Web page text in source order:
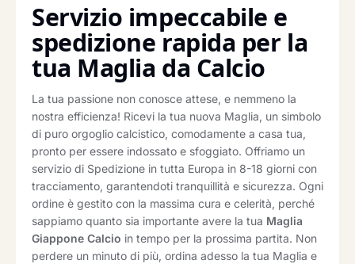
Servizio impeccabile e
spedizione rapida per la
tua Maglia da Calcio
La tua passione non conosce attese, e nemmeno la
nostra efficienza! Ricevi la tua nuova Maglia, un simbolo
di puro orgoglio calcistico, comodamente a casa tua,
pronto per essere indossato e sfoggiato. Offriamo un
servizio di Spedizione in tutta Europa in 8-18 giorni con
tracciamento, garantendoti tranquillità e sicurezza. Ogni
ordine è gestito con la massima cura e celerità, perché
sappiamo quanto sia importante avere la tua Maglia
Giappone Calcio in tempo per la prossima partita. Non
perdere un minuto di più, ordina adesso la tua Maglia e